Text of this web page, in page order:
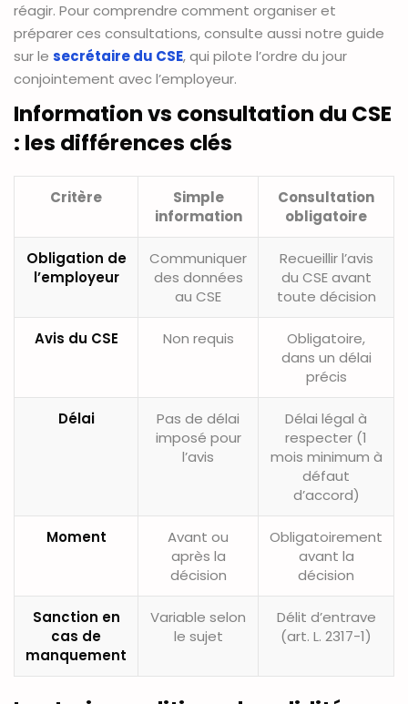
réagir. Pour comprendre comment organiser et
préparer ces consultations, consulte aussi notre guide
sur le secrétaire du CSE, qui pilote l’ordre du jour
conjointement avec l’employeur.
Information vs consultation du CSE
: les différences clés
Critère
Simple
information
Consultation
obligatoire
Obligation de
l’employeur
Communiquer
des données
au CSE
Recueillir l’avis
du CSE avant
toute décision
Avis du CSE Non requis
Obligatoire,
dans un délai
précis
Délai
Pas de délai
imposé pour
l’avis
Délai légal à
respecter (1
mois minimum à
défaut
d’accord)
Moment
Avant ou
après la
décision
Obligatoirement
avant la
décision
Sanction en
cas de
manquement
Variable selon
le sujet
Délit d’entrave
(art. L. 2317-1)